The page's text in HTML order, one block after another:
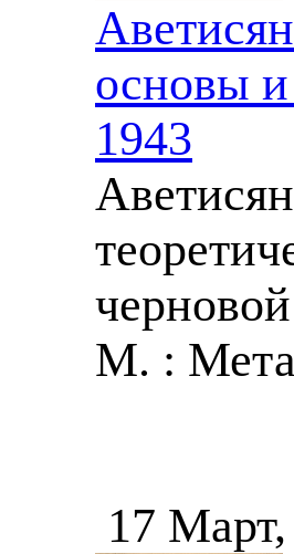
основы и
1943
М. :
17